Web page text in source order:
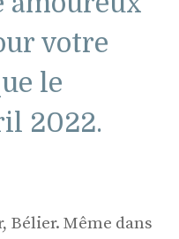
votre
le
2022.
Bélier. Même dans